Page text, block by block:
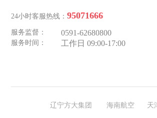
24小时客服热线： 95071666
服务监督 ： 0591-62680800
服务时间 ： 工作日 09:00-17:00
辽宁方大集团 海南航空 天